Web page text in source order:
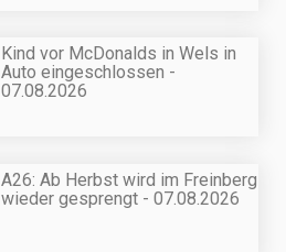
Kind vor McDonalds in Wels in
Auto eingeschlossen -
07.08.2026
A26: Ab Herbst wird im Freinberg
wieder gesprengt - 07.08.2026